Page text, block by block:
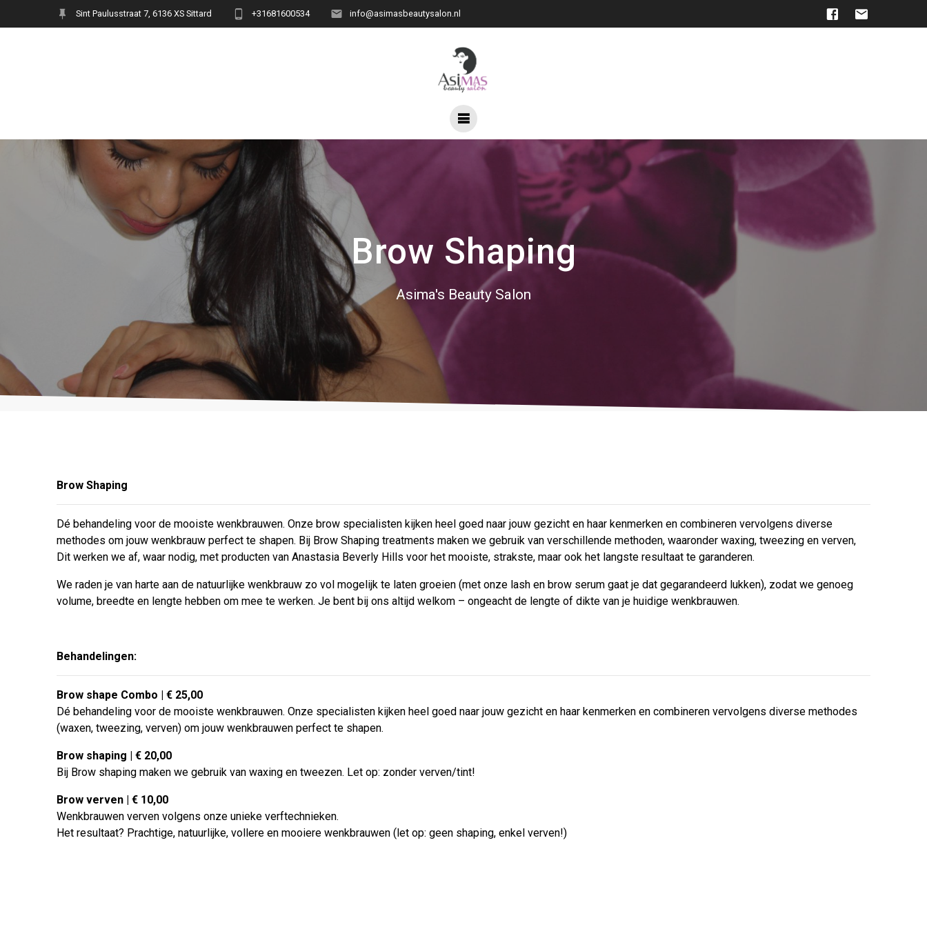
Sint Paulusstraat 7, 6136 XS Sittard +31681600534 info@asimasbeautysalon.nl
Brow Shaping
Asima's Beauty Salon
Brow Shaping
Dé behandeling voor de mooiste wenkbrauwen. Onze brow specialisten kijken heel goed naar jouw gezicht en haar kenmerken en combineren vervolgens diverse
methodes om jouw wenkbrauw perfect te shapen. Bij Brow Shaping treatments maken we gebruik van verschillende methoden, waaronder waxing, tweezing en verven,
Dit werken we af, waar nodig, met producten van Anastasia Beverly Hills voor het mooiste, strakste, maar ook het langste resultaat te garanderen.
We raden je van harte aan de natuurlijke wenkbrauw zo vol mogelijk te laten groeien (met onze lash en brow serum gaat je dat gegarandeerd lukken), zodat we genoeg
volume, breedte en lengte hebben om mee te werken. Je bent bij ons altijd welkom – ongeacht de lengte of dikte van je huidige wenkbrauwen.
Behandelingen:
Brow shape Combo | € 25,00
Dé behandeling voor de mooiste wenkbrauwen. Onze specialisten kijken heel goed naar jouw gezicht en haar kenmerken en combineren vervolgens diverse methodes
(waxen, tweezing, verven) om jouw wenkbrauwen perfect te shapen.
Brow shaping | € 20,00
Bij Brow shaping maken we gebruik van waxing en tweezen. Let op: zonder verven/tint!
Brow verven | € 10,00
Wenkbrauwen verven volgens onze unieke verftechnieken.
Het resultaat? Prachtige, natuurlijke, vollere en mooiere wenkbrauwen (let op: geen shaping, enkel verven!)